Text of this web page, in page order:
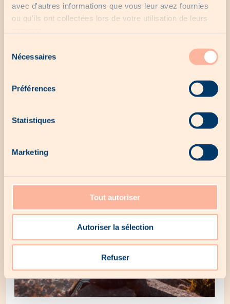
avec d'autres informations que vous leur avez fournies
ou qu'ils ont collectées lors de votre utilisation de leurs
Nécessaires
Préférences
Statistiques
Marketing
Tout autoriser
Autoriser la sélection
Refuser
Articles similaires